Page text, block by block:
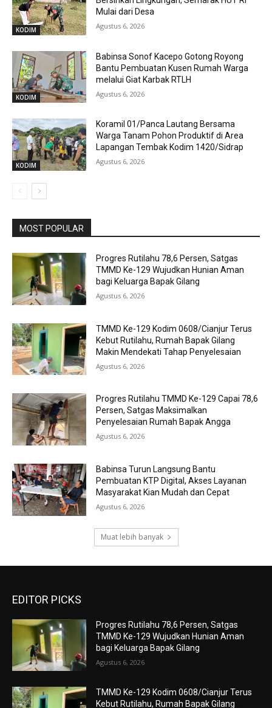
KODIM
Mulai dari Desa
Agustus 6, 2026
KODIM
Babinsa Sonof Kacepo Gotong Royong
Bantu Pembuatan Kusen Rumah Warga
melalui Giat Karbak RTLH
Agustus 6, 2026
KODIM
Koramil 01/Panca Lautang Bersama
Warga Tanam Pohon Produktif di Area
Lapangan Tembak Kodim 1420/Sidrap
Agustus 6, 2026
MOST POPULAR
Progres Rutilahu 78,6 Persen, Satgas
TMMD Ke-129 Wujudkan Hunian Aman
bagi Keluarga Bapak Gilang
Agustus 6, 2026
TMMD Ke-129 Kodim 0608/Cianjur Terus
Kebut Rutilahu, Rumah Bapak Gilang
Makin Mendekati Tahap Penyelesaian
Agustus 6, 2026
Progres Rutilahu TMMD Ke-129 Capai 78,6
Persen, Satgas Maksimalkan
Penyelesaian Rumah Bapak Angga
Agustus 6, 2026
Babinsa Turun Langsung Bantu
Pembuatan KTP Digital, Akses Layanan
Masyarakat Kian Mudah dan Cepat
Agustus 6, 2026
Muat lebih banyak
EDITOR PICKS
Progres Rutilahu 78,6 Persen, Satgas
TMMD Ke-129 Wujudkan Hunian Aman
bagi Keluarga Bapak Gilang
Agustus 6, 2026
TMMD Ke-129 Kodim 0608/Cianjur Terus
Kebut Rutilahu, Rumah Bapak Gilang